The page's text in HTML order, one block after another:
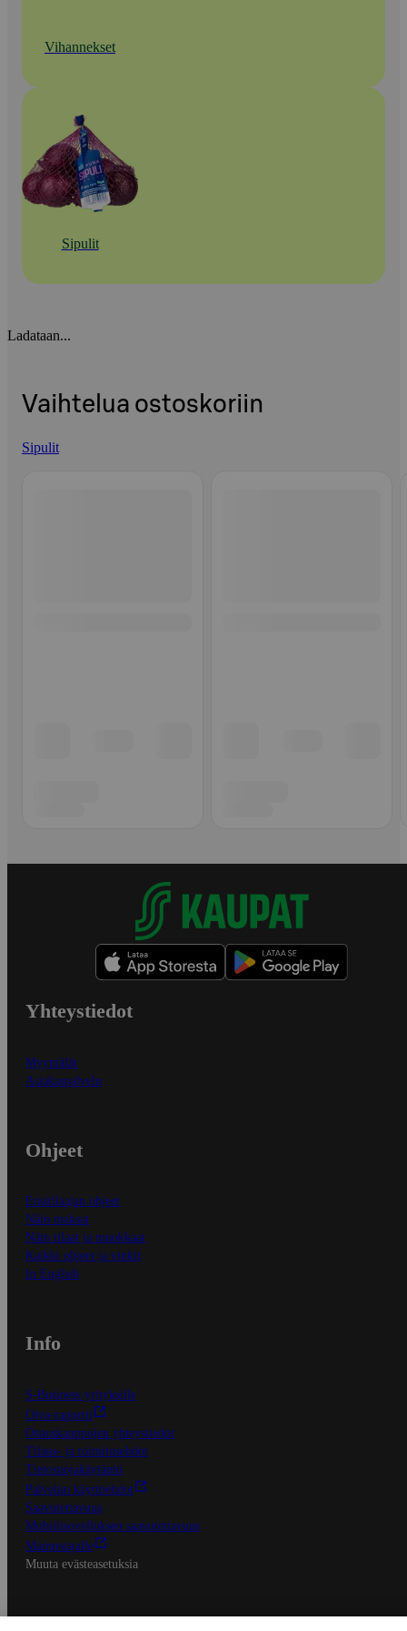
Vihannekset
Sipulit
Ladataan...
Vaihtelua ostoskoriin
Sipulit
Yhteystiedot
Myymälät
Asiakaspalvelu
Ohjeet
Ensitilaajan ohjeet
Näin maksat
Näin tilaat ja muokkaat
Kaikki ohjeet ja vinkit
In English
Info
S-Business yrityksille
Oiva-raportit
Osuuskauppojen yhteystiedot
Tilaus- ja toimitusehdot
Tietosuojakäytäntö
Palvelun käyttöehdot
Saavutettavuus
Mobiilisovelluksen saavutettavuus
Mainostajalle
Muuta evästeasetuksia